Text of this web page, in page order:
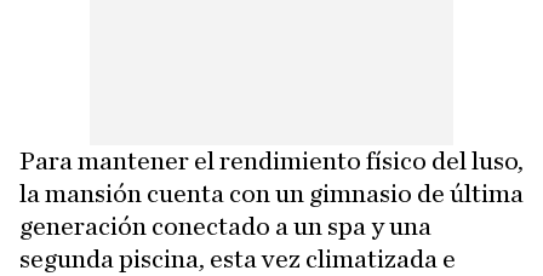
Para mantener el rendimiento físico del luso,
la mansión cuenta con un gimnasio de última
generación conectado a un spa y una
segunda piscina, esta vez climatizada e